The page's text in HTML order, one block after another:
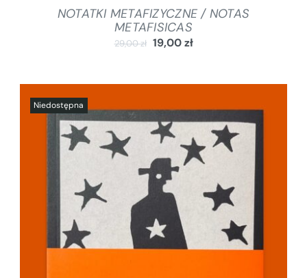
NOTATKI METAFIZYCZNE / NOTAS
METAFISICAS
29,00zł 19,00zł